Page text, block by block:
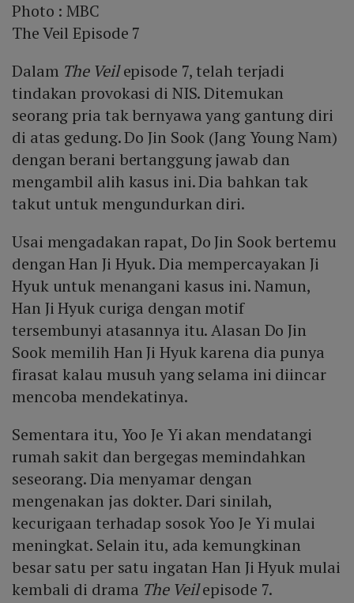
Photo :MBC
The Veil Episode 7
Dalam The Veilepisode 7, telah terjadi
tindakan provokasi di NIS. Ditemukan
seorang pria tak bernyawa yang gantung diri
di atas gedung. Do Jin Sook (Jang Young Nam)
dengan berani bertanggung jawab dan
mengambil alih kasus ini. Dia bahkan tak
takut untuk mengundurkan diri.
Usai mengadakan rapat, Do Jin Sook bertemu
dengan Han Ji Hyuk. Dia mempercayakan Ji
Hyuk untuk menangani kasus ini. Namun,
Han Ji Hyuk curiga dengan motif
tersembunyi atasannya itu. Alasan Do Jin
Sook memilih Han Ji Hyuk karena dia punya
firasat kalau musuh yang selama ini diincar
mencoba mendekatinya.
Sementara itu, Yoo Je Yi akan mendatangi
rumah sakit dan bergegas memindahkan
seseorang. Dia menyamar dengan
mengenakan jas dokter. Dari sinilah,
kecurigaan terhadap sosok Yoo Je Yi mulai
meningkat. Selain itu, ada kemungkinan
besar satu per satu ingatan Han Ji Hyuk mulai
kembali di drama The Veilepisode 7.